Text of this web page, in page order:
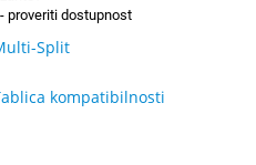
Split
kompatibilnosti